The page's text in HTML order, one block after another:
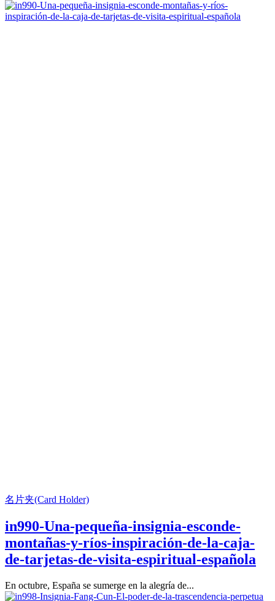
名片夹(Card Holder)
in990-Una-pequeña-insignia-esconde-
montañas-y-ríos-inspiración-de-la-caja-
de-tarjetas-de-visita-espiritual-española
En octubre, España se sumerge en la alegría de...